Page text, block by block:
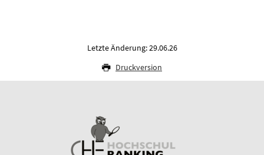
Letzte Änderung: 29.06.26
Druckversion